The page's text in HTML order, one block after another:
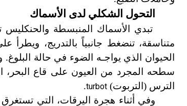
التحول الشكلي لدى الأسماك
تبدي الأسماك المنبسطة
متناسقة، تنضغط جانبياً بالتدريج،
الحيوان الذي يواجـه الضوء في حالة
سطحه المجرد من العيون على قاع البحر،
الترس (التربوت) turbot
.
وفي أثناء هجرة اليرقات، التي